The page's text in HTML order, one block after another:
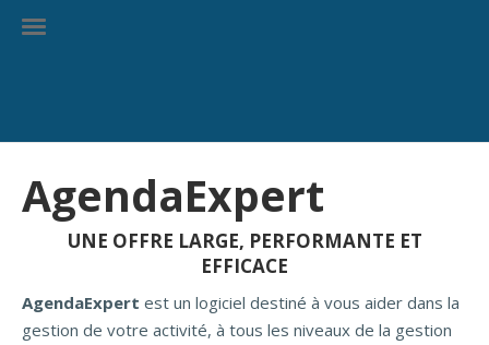
AgendaExpert
UNE OFFRE LARGE, PERFORMANTE ET
EFFICACE
AgendaExpert est un logiciel destiné à vous aider dans la
gestion de votre activité, à tous les niveaux de la gestion